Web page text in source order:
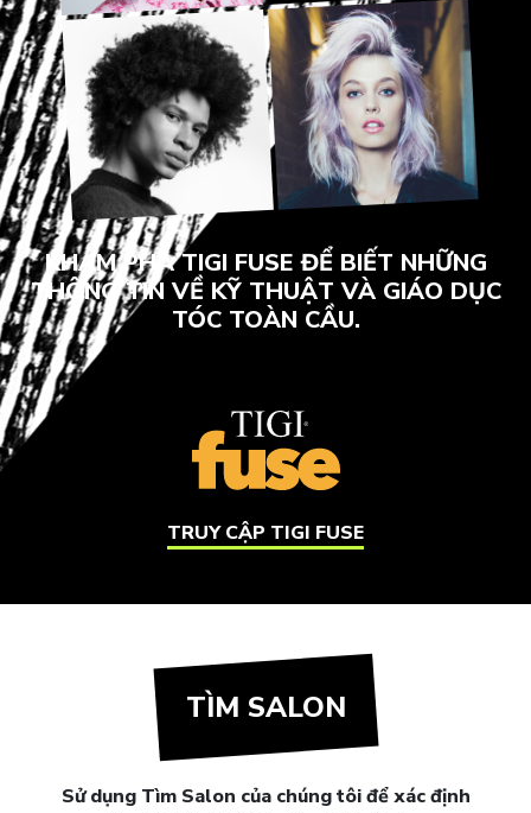
KHÁM PHÁ TIGI FUSE ĐỂ BIẾT NHỮNG
THÔNG TIN VỀ KỸ THUẬT VÀ GIÁO DỤC
TÓC TOÀN CẦU.
TRUY CẬP TIGI FUSE
TÌM SALON
Sử dụng Tìm Salon của chúng tôi để xác định